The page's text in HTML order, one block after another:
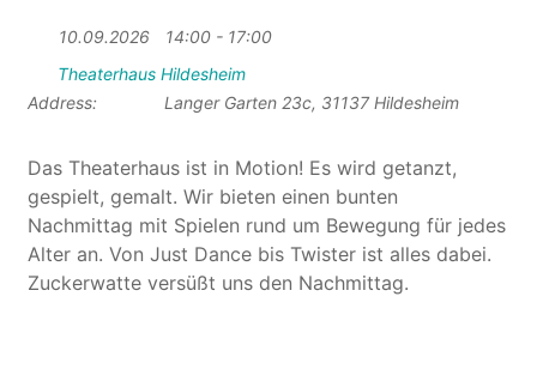
10.09.2026
14:00 - 17:00
Theaterhaus Hildesheim
Address:
Langer Garten 23c, 31137 Hildesheim
Das Theaterhaus ist in Motion! Es wird getanzt,
gespielt, gemalt. Wir bieten einen bunten
Nachmittag mit Spielen rund um Bewegung für jedes
Alter an. Von Just Dance bis Twister ist alles dabei.
Zuckerwatte versüßt uns den Nachmittag.